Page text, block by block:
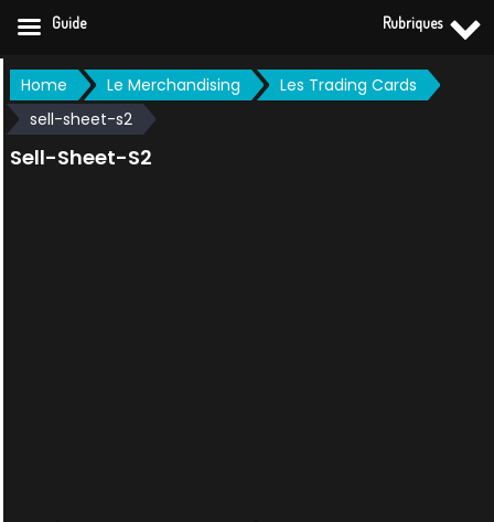
Skip
to
content
Home Le Merchandising
Les Trading Cards
sell-sheet-s2
Sell-Sheet-S2
Guide Rubriques